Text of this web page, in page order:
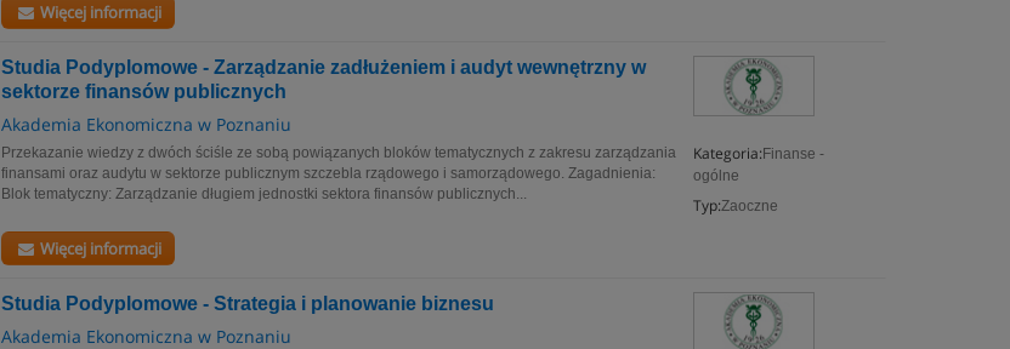
Więcej informacji
Studia Podyplomowe - Zarządzanie zadłużeniem i audyt wewnętrzny w
sektorze finansów publicznych
Akademia Ekonomiczna w Poznaniu
Kategoria: Finanse -
ogólne
Typ:Zaoczne
Przekazanie wiedzy z dwóch ściśle ze sobą powiązanych bloków tematycznych z zakresu zarządzania
finansami oraz audytu w sektorze publicznym szczebla rządowego i samorządowego. Zagadnienia:
Blok tematyczny: Zarządzanie długiem jednostki sektora finansów publicznych...
Więcej informacji
Studia Podyplomowe - Strategia i planowanie biznesu
Akademia Ekonomiczna w Poznaniu